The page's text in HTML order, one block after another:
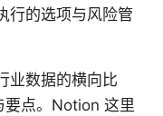
行的选项与风险管
业数据的横向比
要点。Notion 这里